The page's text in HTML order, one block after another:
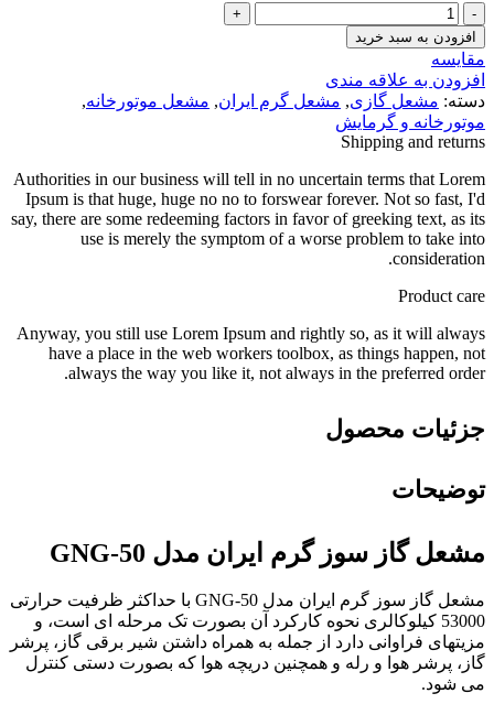
مشعل
گاز
سوز
گرم
ایران
مدل
GNG-
عدد
افزودن به سبد خرید
مقایسه
افزودن به علاقه مندی
دسته: مشعل گازی, مشعل گرم ایران, مشعل موتورخانه,
موتورخانه و گرمایش
Shipping and returns
Authorities in our business will tell in no uncertain terms that Lorem
Ipsum is that huge, huge no no to forswear forever. Not so fast, I'd
say, there are some redeeming factors in favor of greeking text, as its
use is merely the symptom of a worse problem to take into
consideration.
Product care
Anyway, you still use Lorem Ipsum and rightly so, as it will always
have a place in the web workers toolbox, as things happen, not
always the way you like it, not always in the preferred order.
جزئیات محصول
توضیحات
مشعل گاز سوز گرم ایران مدل GNG-50
مشعل گاز سوز گرم ایران مدل GNG-50 با حداکثر ظرفیت حرارتی
53000 کیلوکالری نحوه کارکرد آن بصورت تک مرحله ای است، و
مزیتهای فراوانی دارد از جمله به همراه داشتن شیر برقی گاز، پرشر
گاز، پرشر هوا و رله و همچنین دریچه هوا که بصورت دستی کنترل
می شود.